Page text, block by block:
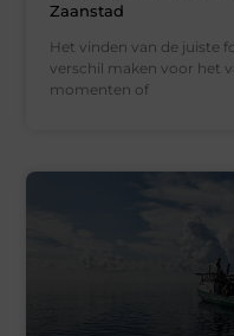
Zaanstad
Het vinden van de juiste
verschil maken voor het
momenten of